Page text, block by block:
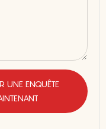
UNE ENQUÊTE